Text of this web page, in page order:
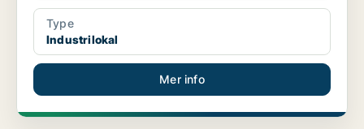
Type
Industrilokal
Mer info